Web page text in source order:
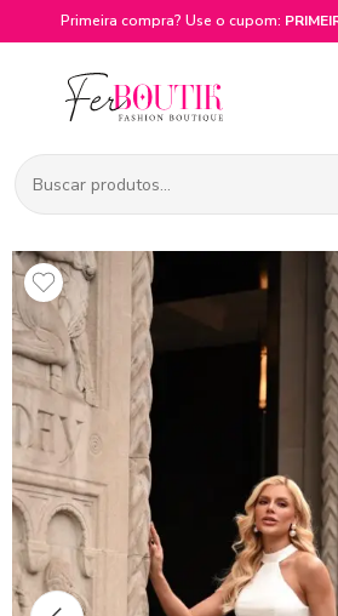
Primeira compra? Use o cupom: